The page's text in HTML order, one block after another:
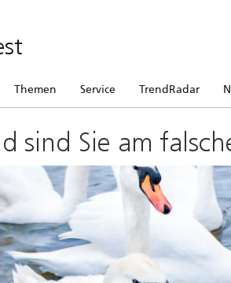
Themen Service TrendRadar
sind Sie am